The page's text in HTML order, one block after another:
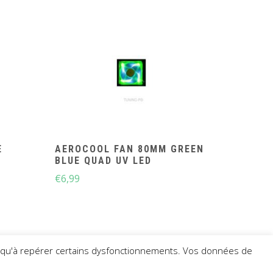
AEROCOOL FAN 80MM GREEN
BLUE QUAD UV LED
€6,99
repérer certains dysfonctionnements. Vos données de